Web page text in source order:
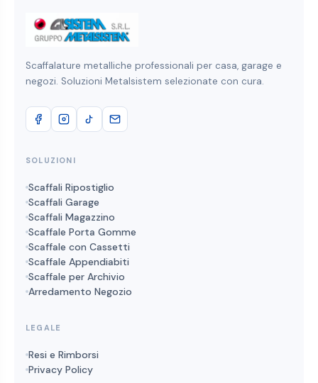
Scaffalature metalliche professionali per casa, garage e
negozi. Soluzioni Metalsistem selezionate con cura.
SOLUZIONI
Scaffali Ripostiglio
Scaffali Garage
Scaffali Magazzino
Scaffale Porta Gomme
Scaffale con Cassetti
Scaffale Appendiabiti
Scaffale per Archivio
Arredamento Negozio
LEGALE
Resi e Rimborsi
Privacy Policy